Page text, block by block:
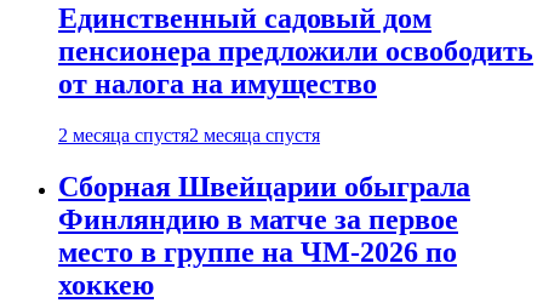
Единственный садовый дом
пенсионера предложили освободить
от налога на имущество
2 месяца спустя2 месяца спустя
Сборная Швейцарии обыграла
Финляндию в матче за первое
место в группе на ЧМ-2026 по
хоккею